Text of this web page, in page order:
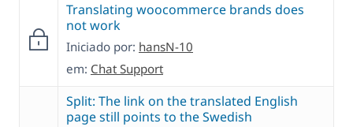
Translating woocommerce brands does
not work
Iniciado por: hansN-10
em: Chat Support
Split: The link on the translated English
page still points to the Swedish